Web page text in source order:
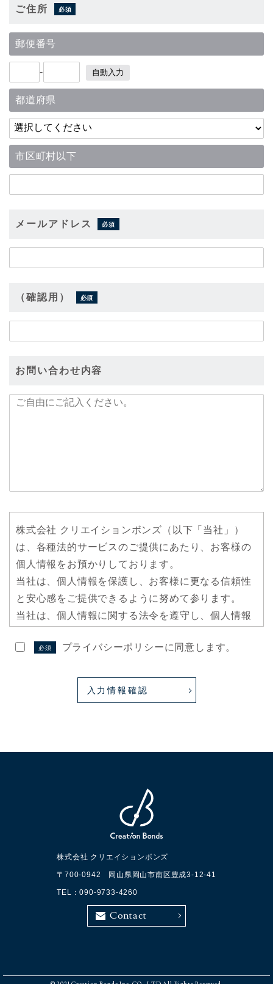
ご住所 必須
郵便番号
- 自動入力
都道府県
市区町村以下
メールアドレス 必須
（確認用） 必須
お問い合わせ内容
株式会社 クリエイションボンズ（以下「当社」）
は、各種法的サービスのご提供にあたり、お客様の
個人情報をお預かりしております。
当社は、個人情報を保護し、お客様に更なる信頼性
と安心感をご提供できるように努めて参ります。
当社は、個人情報に関する法令を遵守し、個人情報
当社は、偽りその他不正の手段によらず適正に個人
範囲内で、利用いたします。
以下に定めのない目的で個人情報を利用する場合、
あらかじめご本人の同意を得た上で行ないます。
3. 個人情報の安全管理について
つ適切な措置を講じます。
必須 プライバシーポリシーに同意します。
株式会社 クリエイションボンズ
〒700-0942 岡山県岡山市南区豊成3-12-41
TEL：090-9733-4260
Contact